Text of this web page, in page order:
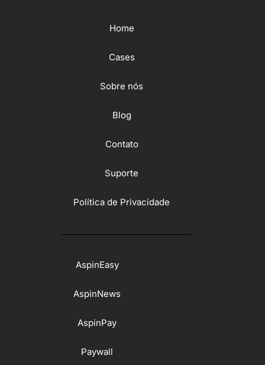
Home
Cases
Sobre nós
Blog
Contato
Suporte
Política de Privacidade
AspinEasy
AspinNews
AspinPay
Paywall